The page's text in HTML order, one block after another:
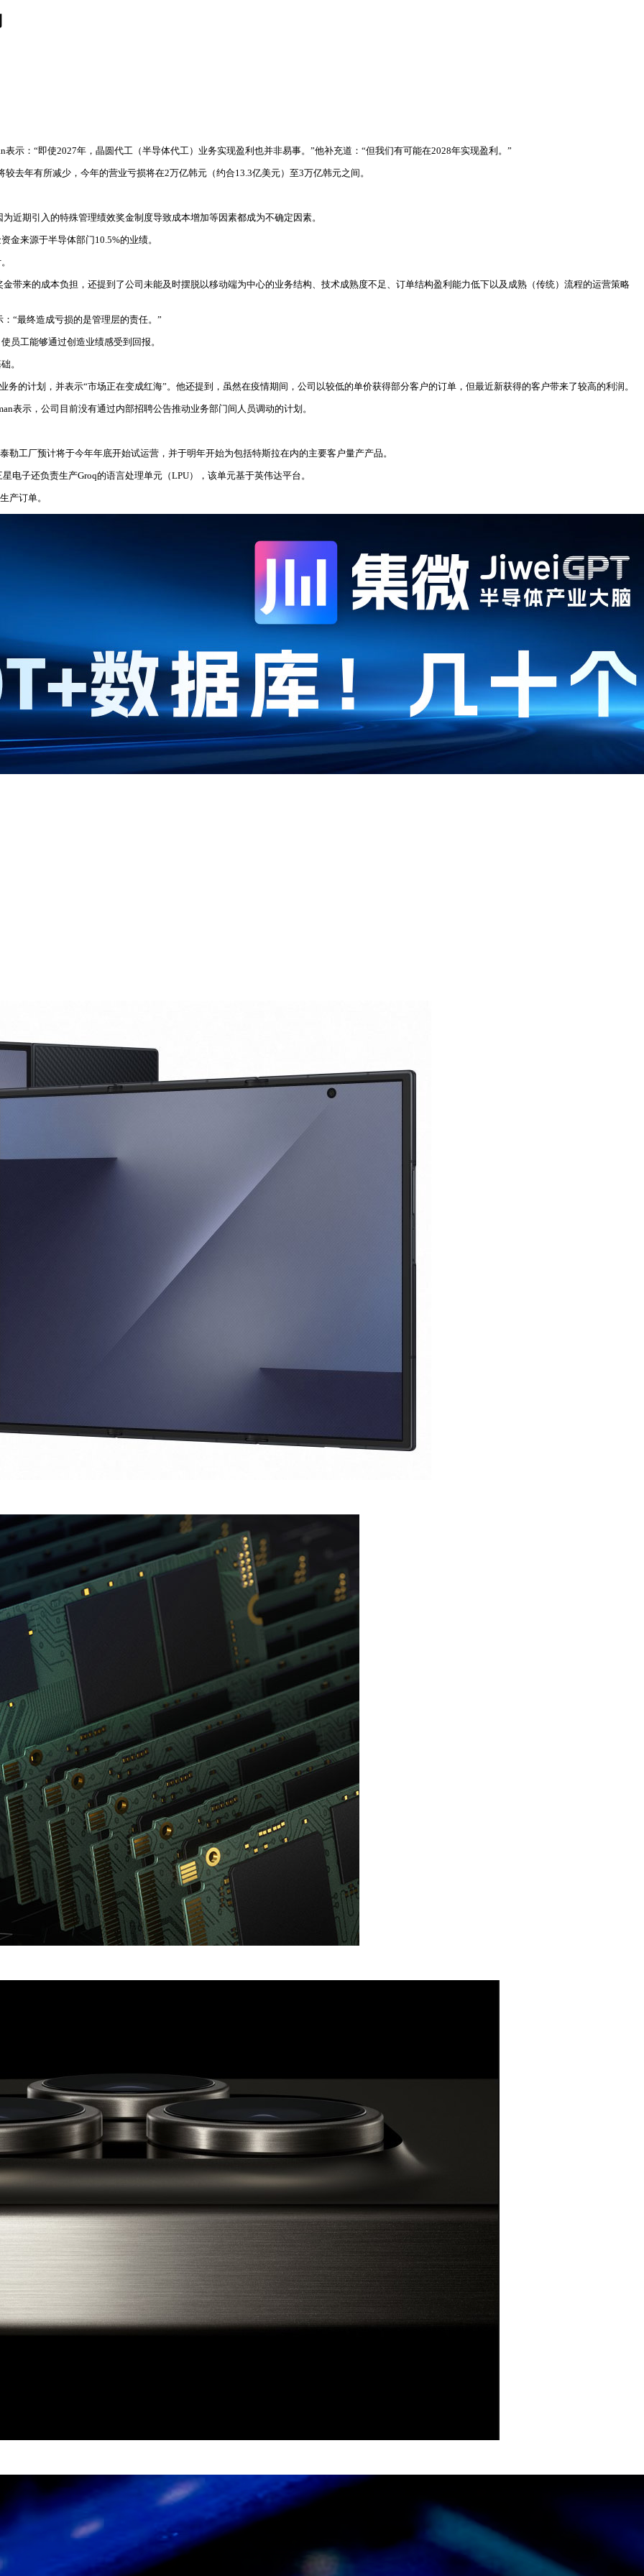
示：“即使2027年，晶圆代工（半导体代工）业务实现盈利也并非易事。”他补充道：“但我们有可能在2028年实现盈利。”
去年有所减少，今年的营业亏损将在2万亿韩元（约合13.3亿美元）至3万亿韩元之间。
近期引入的特殊管理绩效奖金制度导致成本增加等因素都成为不确定因素。
金来源于半导体部门10.5%的业绩。
带来的成本负担，还提到了公司未能及时摆脱以移动端为中心的业务结构、技术成熟度不足、订单结构盈利能力低下以及成熟（传统）流程的运营策略
“最终造成亏损的是管理层的责任。”
员工能够通过创造业绩感受到回报。
。
的计划，并表示“市场正在变成红海”。他还提到，虽然在疫情期间，公司以较低的单价获得部分客户的订单，但最近新获得的客户带来了较高的利润。
表示，公司目前没有通过内部招聘公告推动业务部门间人员调动的计划。
工厂预计将于今年年底开始试运营，并于明年开始为包括特斯拉在内的主要客户量产产品。
子还负责生产Groq的语言处理单元（LPU），该单元基于英伟达平台。
产订单。